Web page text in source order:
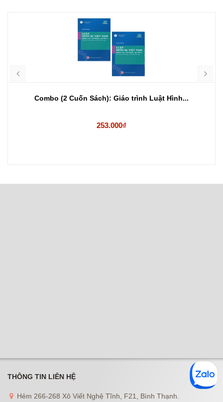
Combo (2 Cuốn Sách): Giáo trình Luật Hình...
253.000₫
THÔNG TIN LIÊN HỆ
Hẻm 266-268 Xô Viết Nghệ Tĩnh, F21, Bình Thạnh.